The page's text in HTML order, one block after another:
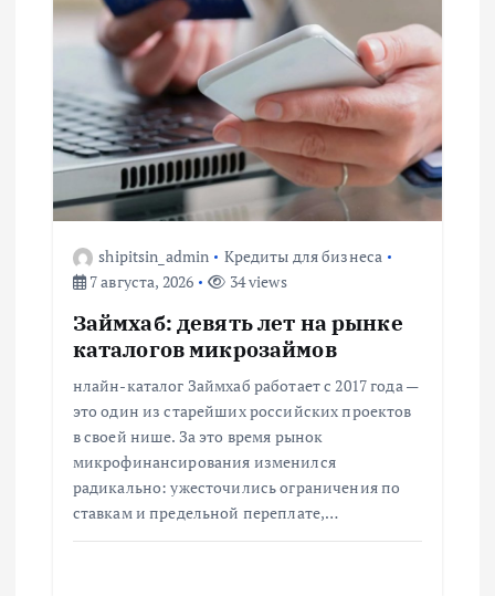
и
я
п
о
з
shipitsin_admin
Кредиты для бизнеса
7 августа, 2026
34 views
Займхаб: девять лет на рынке
каталогов микрозаймов
нлайн-каталог Займхаб работает с 2017 года —
это один из старейших российских проектов
в своей нише. За это время рынок
микрофинансирования изменился
радикально: ужесточились ограничения по
ставкам и предельной переплате,…